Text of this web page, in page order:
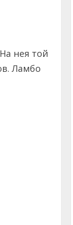
нея той
Ламбо